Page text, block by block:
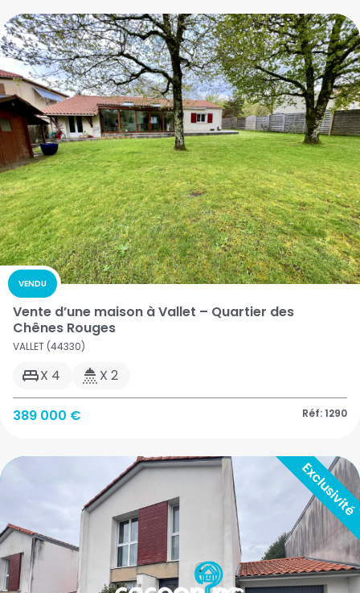
Vente d’une maison à Vallet – Quartier des
Chênes Rouges
VALLET (44330)
X 4 X 2
389 000 € Réf: 1290
VENDU